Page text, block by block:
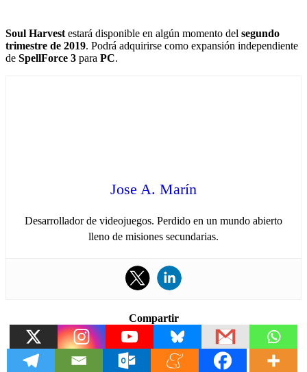
Soul Harvest estará disponible en algún momento del segundo
trimestre de 2019. Podrá adquirirse como expansión independiente
de SpellForce 3 para PC.
Jose A. Marín
Desarrollador de videojuegos. Perdido en un mundo abierto
lleno de misiones secundarias.
Compartir